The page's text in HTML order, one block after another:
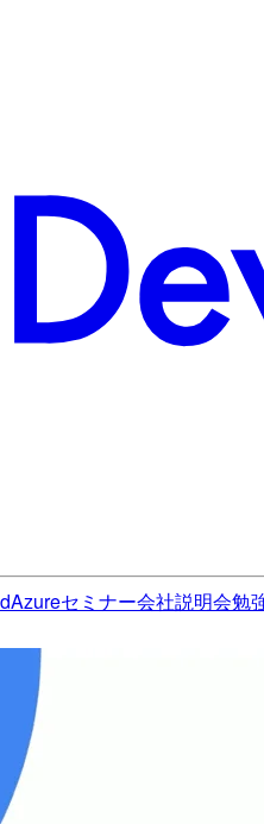
Azureセミナー会社説明会勉